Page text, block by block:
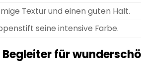
Textur und einen guten Halt.
seine intensive Farbe.
für